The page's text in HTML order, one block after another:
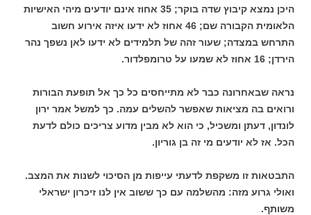
היכן נמצא קיבוץ שדה בוקר; 35 אחוז אינם יודעים מיהי האישיות
הלאומית הקבורה שם; 46 אחוז לא ידעו איזה אירוע חשוב
התרחש במצדה; שעור זהה של תלמידים לא ידעו לאן נשפך נהר
הירדן; 16 אחוז לא שמעו על טרומפלדור.
נראה שבאחרונה כבר לא מתייחסים כל כך אל תופעת הבורות
ורואים בה מציאות שאפשר להשלים עמה. כך למשל אמר ירון
לונדון, דעתן ומשכיל, כי הוא לא מבין מדוע צריכים כולם לדעת
הכל. אז לא יודעים מי זה בן גוריון.
התבטאות זו משקפת לדעתי עייפות מן הסיכוי לשנות את המצב.
ואולי גרוע מזה: מהשלמה עם כך ששוב אין לנו זיכרון ישראלי
משותף.